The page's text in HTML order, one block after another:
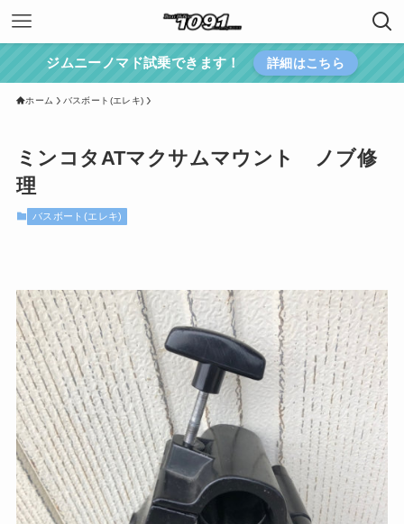
ジムニーノマド試乗できます！ 詳細はこちら
ホーム バスボート(エレキ)
ミンコタATマクサムマウント ノブ修
理
バスボート(エレキ)